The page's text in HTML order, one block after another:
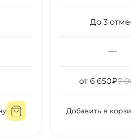
До 3
—
от 6 650₽7
Добавить в